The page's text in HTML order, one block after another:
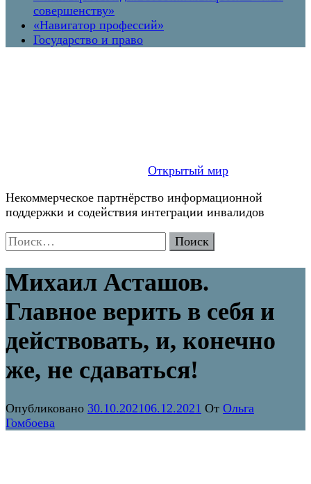
совершенству»
«Навигатор профессий»
Государство и право
Открытый мир
Некоммерческое партнёрство информационной
поддержки и содействия интеграции инвалидов
Найти:
Михаил Асташов.
Главное верить в себя и
действовать, и, конечно
же, не сдаваться!
Опубликовано 30.10.202106.12.2021 От Ольга
Гомбоева